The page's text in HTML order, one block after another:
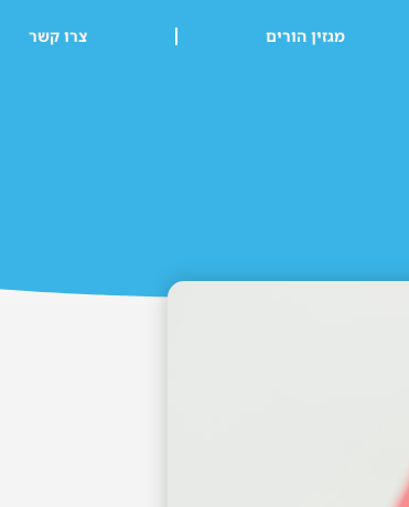
מגזין הורים צרו קשר